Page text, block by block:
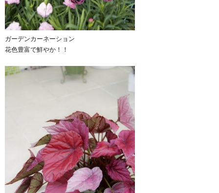
ガーデンカーネーション
花色豊富で鮮やか！！